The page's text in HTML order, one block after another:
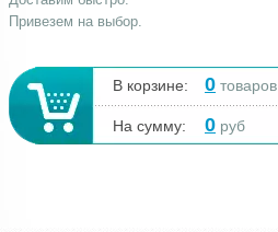
Привезем на выбор.
В корзине: 0 товаров
На сумму: 0 руб